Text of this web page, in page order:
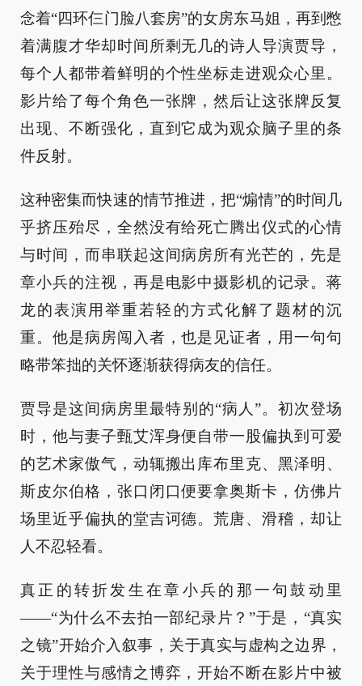
念着“四环仨门脸八套房”的女房东马姐，再到憋
着满腹才华却时间所剩无几的诗人导演贾导，
每个人都带着鲜明的个性坐标走进观众心里。
影片给了每个角色一张牌，然后让这张牌反复
出现、不断强化，直到它成为观众脑子里的条
件反射。
这种密集而快速的情节推进，把“煽情”的时间几
乎挤压殆尽，全然没有给死亡腾出仪式的心情
与时间，而串联起这间病房所有光芒的，先是
章小兵的注视，再是电影中摄影机的记录。蒋
龙的表演用举重若轻的方式化解了题材的沉
重。他是病房闯入者，也是见证者，用一句句
略带笨拙的关怀逐渐获得病友的信任。
贾导是这间病房里最特别的“病人”。初次登场
时，他与妻子甄艾浑身便自带一股偏执到可爱
的艺术家傲气，动辄搬出库布里克、黑泽明、
斯皮尔伯格，张口闭口便要拿奥斯卡，仿佛片
场里近乎偏执的堂吉诃德。荒唐、滑稽，却让
人不忍轻看。
真正的转折发生在章小兵的那一句鼓动里
——“为什么不去拍一部纪录片？”于是，“真实
之镜”开始介入叙事，关于真实与虚构之边界，
关于理性与感情之博弈，开始不断在影片中被